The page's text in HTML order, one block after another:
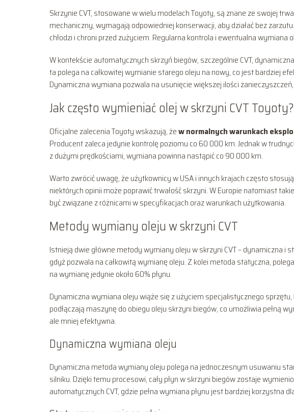
Skrzynie CVT, stosowane w wielu modelach Toyoty, są znane ze swojej
mechaniczny, wymagają odpowiedniej konserwacji, aby działać bez zarzutu.
chłodzi i chroni przed zużyciem. Regularna kontrola i ewentualna wymiana
W kontekście automatycznych skrzyń biegów, szczególnie CVT,
ta polega na całkowitej wymianie starego oleju na nowy, co jest bardziej
Dynamiczna wymiana pozwala na usunięcie większej ilości
Jak często wymieniać olej w skrzyni CVT Toyoty?
Oficjalne zalecenia Toyoty wskazują, żew normalnych warunkach
Producent zaleca jedynie kontrolę poziomu co 60 000 km. Jednak w
z dużymi prędkościami, wymiana powinna nastąpić co 90 000 km.
Warto zwrócić uwagę, że użytkownicy w USA i innych krajach często
niektórych opinii może poprawić trwałość skrzyni. W Europie natomiast
być związane z różnicami w specyfikacjach oraz warunkach użytkowania.
Metody wymiany oleju w skrzyni CVT
Istnieją dwie główne metody wymiany oleju w skrzyni CVT – dynamiczna
gdyż pozwala na całkowitą wymianę oleju. Z kolei metoda statyczna,
na wymianę jedynie około 60% płynu.
Dynamiczna wymiana oleju wiąże się z użyciem specjalistycznego
podłączają maszynę do obiegu oleju skrzyni biegów, co umożliwia pełną
ale mniej efektywna.
Dynamiczna wymiana oleju
Dynamiczna metoda wymiany oleju polega na jednoczesnym usuwaniu
silniku. Dzięki temu procesowi, cały płyn w skrzyni biegów zostaje
automatycznych CVT, gdzie pełna wymiana płynu jest bardziej korzystna